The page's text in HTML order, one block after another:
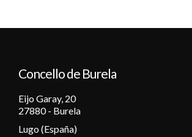
Concello de Burela
Eijo Garay, 20
27880 - Burela
Lugo (España)